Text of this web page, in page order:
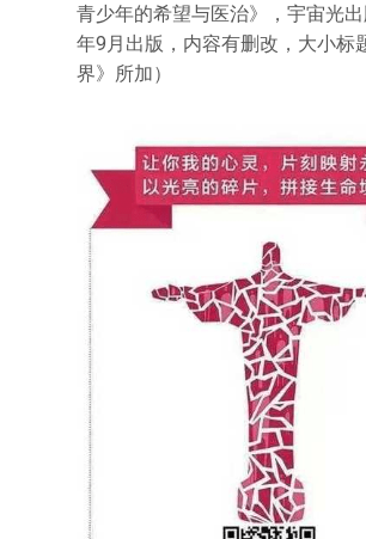
青少年的希望与医治》，宇宙光
年9月出版，内容有删改，大小标
界》所加）